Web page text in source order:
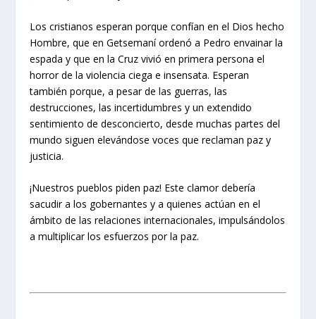
Los cristianos esperan porque confían en el Dios hecho
Hombre, que en Getsemaní ordenó a Pedro envainar la
espada y que en la Cruz vivió en primera persona el
horror de la violencia ciega e insensata. Esperan
también porque, a pesar de las guerras, las
destrucciones, las incertidumbres y un extendido
sentimiento de desconcierto, desde muchas partes del
mundo siguen elevándose voces que reclaman paz y
justicia.
¡Nuestros pueblos piden paz! Este clamor debería
sacudir a los gobernantes y a quienes actúan en el
ámbito de las relaciones internacionales, impulsándolos
a multiplicar los esfuerzos por la paz.